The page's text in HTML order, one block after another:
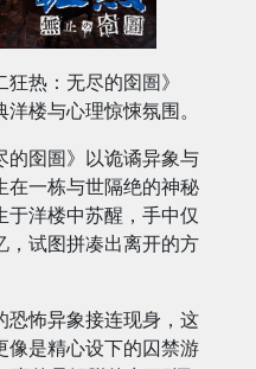
热：无尽的囹圄》
楼与心理惊悚氛围。
的囹圄》以诡谲异象与
在一栋与世隔绝的神秘
洋楼中苏醒，手中仅
，试图拼凑出离开的方
恐怖异象接连现身，这
像是精心设下的囚禁游